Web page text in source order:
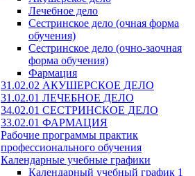
Лечебное дело
Сестринское дело (очная форма
обучения)
Сестринское дело (очно-заочная
форма обучения)
Фармация
31.02.02 АКУШЕРСКОЕ ДЕЛО
31.02.01 ЛЕЧЕБНОЕ ДЕЛО
34.02.01 СЕСТРИНСКОЕ ДЕЛО
33.02.01 ФАРМАЦИЯ
Рабочие программы практик
профессионального обучения
Календарные учебные графики
Календарный учебный график 1